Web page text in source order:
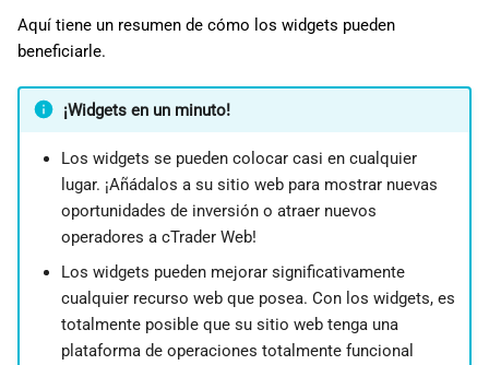
Français
Polski
Русский
o
Aquí tiene un resumen de cómo los widgets pueden
beneficiarle.
¡Widgets en un minuto!
Los widgets se pueden colocar casi en cualquier
lugar. ¡Añádalos a su sitio web para mostrar nuevas
oportunidades de inversión o atraer nuevos
operadores a cTrader Web!
Los widgets pueden mejorar significativamente
cualquier recurso web que posea. Con los widgets, es
totalmente posible que su sitio web tenga una
plataforma de operaciones totalmente funcional